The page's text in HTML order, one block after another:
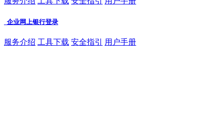
企业网上银行登录
服务介绍 工具下载 安全指引 用户手册